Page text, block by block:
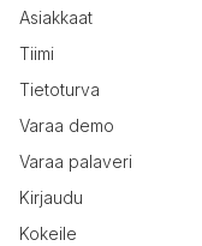
Asiakkaat
Tiimi
Tietoturva
Varaa demo
Varaa palaveri
Kirjaudu
Kokeile